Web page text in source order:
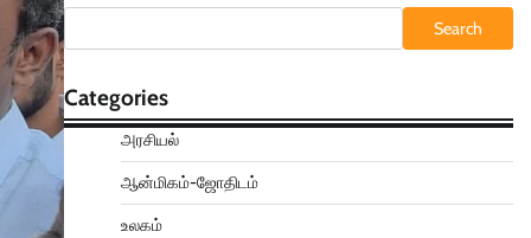
Search
Categories
அரசியல்
ஆன்மிகம்-ஜோதிடம்
உலகம்